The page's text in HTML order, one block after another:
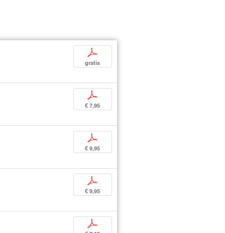
p
gratis
p
€ 7,95
p
€ 9,95
p
€ 9,95
p